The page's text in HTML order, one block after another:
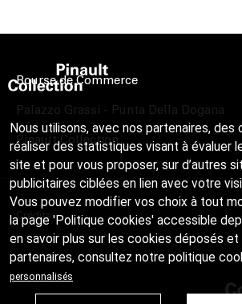
Bourse de Commerce
Palazzo Grassi - Punta Della Dogana
Pinault Collection
Crédits
Nous utilisons, avec nos partenaires, des
réaliser des statistiques visant à évaluer
site et pour vous proposer, sur d’autres
publicitaires ciblées en lien avec votre
Vous pouvez modifier vos choix à tout
la page 'Politique cookies' accessible
en savoir plus sur les cookies déposés et
partenaires, consultez notre politique
personnalisés